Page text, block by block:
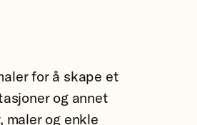
for å skape et
og annet
maler og enkle